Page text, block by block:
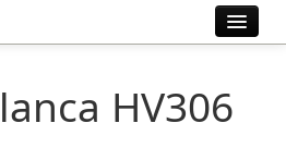
HV306